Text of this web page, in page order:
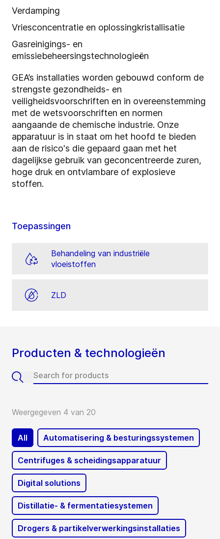
Verdamping
Vriesconcentratie en oplossingkristallisatie
Gasreinigings- en
emissiebeheersingstechnologieën
GEA’s installaties worden gebouwd conform de
strengste gezondheids- en
veiligheidsvoorschriften en in overeenstemming
met de wetsvoorschriften en normen
aangaande de chemische industrie. Onze
apparatuur is in staat om het hoofd te bieden
aan de risico's die gepaard gaan met het
dagelijkse gebruik van geconcentreerde zuren,
hoge druk en ontvlambare of explosieve
stoffen.
Toepassingen
Behandeling van industriële
vloeistoffen
ZLD
Producten & technologieën
Weergegeven 4 van 20
All Automatisering & besturingssystemen
Centrifuges & scheidingsapparatuur
Digital solutions
Distillatie- & fermentatiesystemen
Drogers & partikelverwerkingsinstallaties